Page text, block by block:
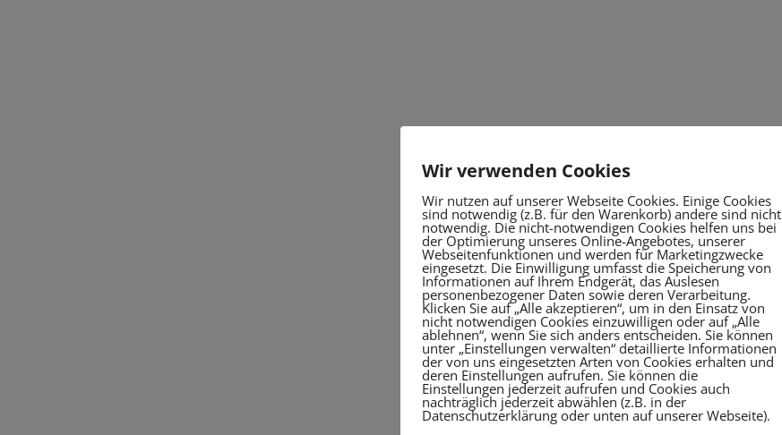
Wir verwenden Cookies
Wir nutzen auf unserer Webseite Cookies. Einige Cookies
sind notwendig (z.B. für den Warenkorb) andere sind nicht
notwendig. Die nicht-notwendigen Cookies helfen uns bei
der Optimierung unseres Online-Angebotes, unserer
Webseitenfunktionen und werden für Marketingzwecke
eingesetzt. Die Einwilligung umfasst die Speicherung von
Informationen auf Ihrem Endgerät, das Auslesen
personenbezogener Daten sowie deren Verarbeitung.
Klicken Sie auf „Alle akzeptieren“, um in den Einsatz von
nicht notwendigen Cookies einzuwilligen oder auf „Alle
ablehnen“, wenn Sie sich anders entscheiden. Sie können
unter „Einstellungen verwalten“ detaillierte Informationen
der von uns eingesetzten Arten von Cookies erhalten und
deren Einstellungen aufrufen. Sie können die
Einstellungen jederzeit aufrufen und Cookies auch
nachträglich jederzeit abwählen (z.B. in der
Datenschutzerklärung oder unten auf unserer Webseite).